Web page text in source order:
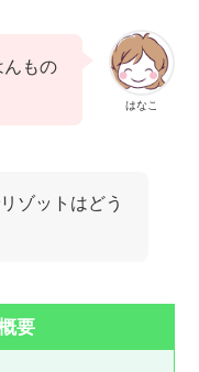
はなこ
んもの
ゾットはどう
要